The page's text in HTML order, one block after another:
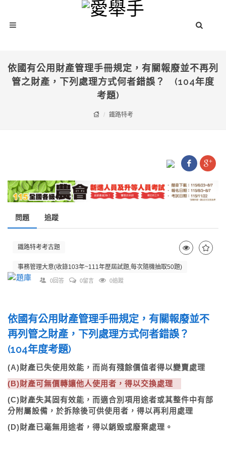
依國有公用財產管理手冊規定，有關報廢並不再列
管之財產，下列處理方式何者錯誤？ (104年度
考題)
鐵路特考
問題 追蹤
鐵路特考考古題
事務管理大意(收錄103年~111年歷屆試題,每次隨機抽取50題)
0回答 0留言 0追蹤
依國有公用財產管理手冊規定，有關報廢並不
再列管之財產，下列處理方式何者錯誤？
(104年度考題)
(A)財產已失使用效能，而尚有殘餘價值者得以變賣處理
(B)財產可無價轉讓他人使用者，得以交換處理
(C)財產失其固有效能，而適合別項用途者或其整件中有部
分附屬設備，於拆除後可供使用者，得以再利用處理
(D)財產已毫無用途者，得以銷毀或廢棄處理。